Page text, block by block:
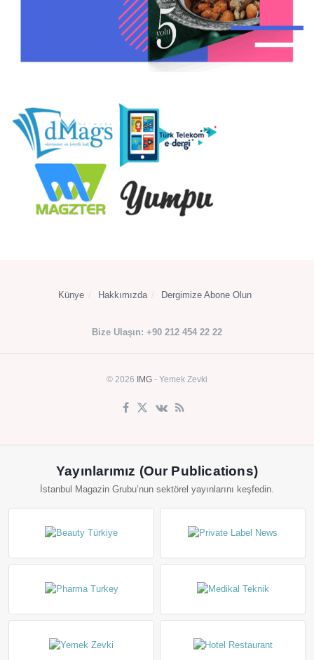
Künye Hakkımızda Dergimize Abone Olun
Bize Ulaşın: +90 212 454 22 22
© 2026 IMG - Yemek Zevki
Yayınlarımız (Our Publications)
İstanbul Magazin Grubu’nun sektörel yayınlarını keşfedin.